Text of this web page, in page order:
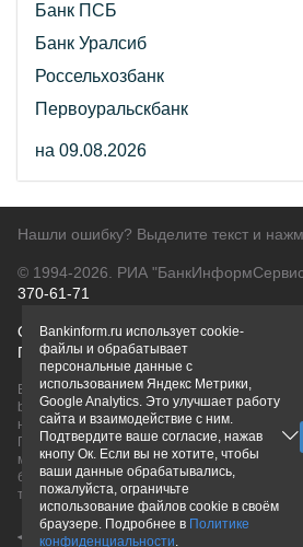
Банк ПСБ
Банк Уралсиб
Россельхозбанк
Первоуральскбанк
на 09.08.2026
Нашли ошибку? Выделите текст и
© 1994-2026. РИА
370-61-71
О проектеПолитика
Правовая информацияДля
Вся информация о продуктах банков,
bankinform.ru, носит исключительно
не является публичной офертой,
ГК РФ. Информация не содержит точного и
может быть изменена. Конечные условия
банков или при личном обращении.
товарные знаки принадлежит их
Bankinform.ru использует cookie-
файлы и обрабатывает
персональные данные с
использованием Яндекс Метрики,
Google Analytics. Это улучшает работу
сайта и взаимодействие с ним.
Подтвердите ваше согласие, нажав
кнопу Ок. Если вы не хотите, чтобы
ваши данные обрабатывались,
пожалуйста, ограничьте
использование файлов cookie в своём
браузере. Подробнее в Политике
конфиденциальности.